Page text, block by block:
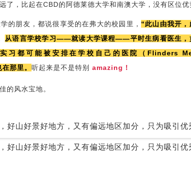
了，比起在CBD的阿德莱德大学和南澳大学，没有区位优
的朋友，都说很享受的在弗大的校园里， “此山由我开
从语言学校学习——就读大学课程——平时生病看医生，
习都可能被安排在学校自己的医院（Flinders
那里。 听起来是不是特别 amazing！
的风水宝地。